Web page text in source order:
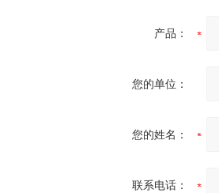
产品：
您的单位：
您的姓名：
联系电话：